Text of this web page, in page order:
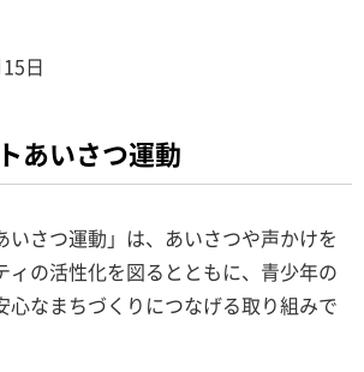
日
あいさつ運動
いさつ運動」は、あいさつや声かけを
ィの活性化を図るとともに、青少年の
心なまちづくりにつなげる取り組みで